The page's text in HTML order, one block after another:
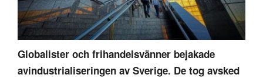
Globalister och frihandelsvänner bejakade
avindustrialiseringen av Sverige. De tog avsked